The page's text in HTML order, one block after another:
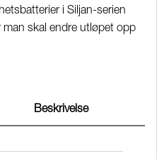
i Siljan-serien
man skal endre utløpet opp
Beskrivelse